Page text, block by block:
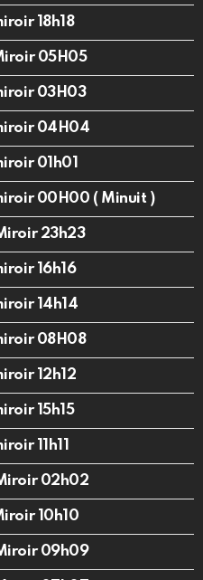
18h18
05H05
03H03
04H04
01h01
00H00 ( Minuit )
23h23
16h16
14h14
08H08
12h12
15h15
11h11
02h02
10h10
09h09